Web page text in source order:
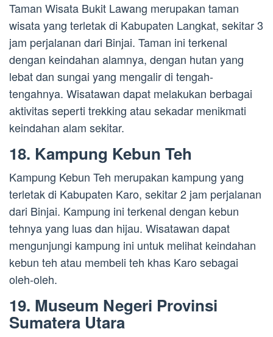
Taman Wisata Bukit Lawang merupakan taman
wisata yang terletak di Kabupaten Langkat, sekitar 3
jam perjalanan dari Binjai. Taman ini terkenal
dengan keindahan alamnya, dengan hutan yang
lebat dan sungai yang mengalir di tengah-
tengahnya. Wisatawan dapat melakukan berbagai
aktivitas seperti trekking atau sekadar menikmati
keindahan alam sekitar.
18. Kampung Kebun Teh
Kampung Kebun Teh merupakan kampung yang
terletak di Kabupaten Karo, sekitar 2 jam perjalanan
dari Binjai. Kampung ini terkenal dengan kebun
tehnya yang luas dan hijau. Wisatawan dapat
mengunjungi kampung ini untuk melihat keindahan
kebun teh atau membeli teh khas Karo sebagai
oleh-oleh.
19. Museum Negeri Provinsi
Sumatera Utara